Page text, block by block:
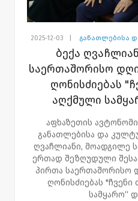
2025-12-03 განათლებისა
ბექა
საერთაშორისო
ღონისძიებას
აღქმული
აფხაზეთის
განათლებისა და
ღვაჩლიანი, მოადგილე
ერთად შეზღუდული
პირთა საერთაშორისო
ღონისძიებას
სამყარო“